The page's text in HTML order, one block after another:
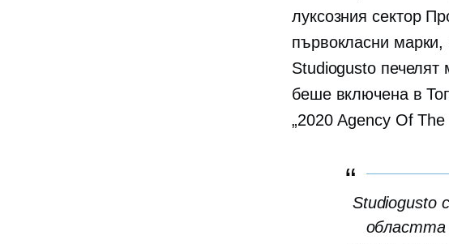
луксозния сектор
първокласни марки,
Studiogusto
беше включена в
„2020 Agency Of
Studiogusto
областта